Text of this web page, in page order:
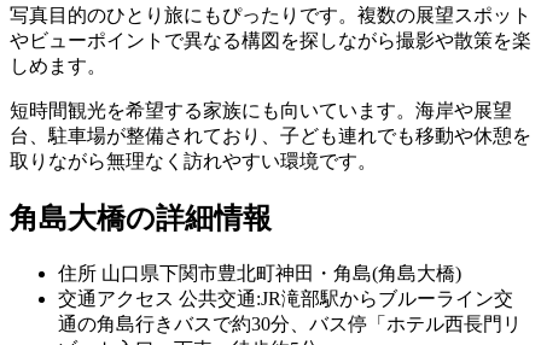
写真目的のひとり旅にもぴったりです。複数の展望スポット
やビューポイントで異なる構図を探しながら撮影や散策を楽
しめます。
短時間観光を希望する家族にも向いています。海岸や展望
台、駐車場が整備されており、子ども連れでも移動や休憩を
取りながら無理なく訪れやすい環境です。
角島大橋の詳細情報
住所 山口県下関市豊北町神田・角島(角島大橋)
交通アクセス 公共交通:JR滝部駅からブルーライン交
通の角島行きバスで約30分、バス停「ホテル西長門リ